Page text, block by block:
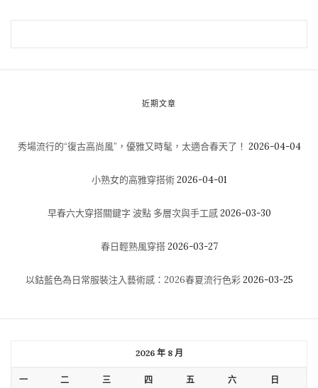
近期文章
秀場流行的“復古高尚風”，優雅又時髦，太適合春天了！ 2026-04-04
小熟女的高雅穿搭術 2026-04-01
早春六大穿搭關鍵字 波點 多層次與手工感 2026-03-30
春日輕熟風穿搭 2026-03-27
以鈷藍色為日常服裝注入藝術感：2026春夏流行色彩 2026-03-25
2026 年 8 月
一 二 三 四 五 六 日